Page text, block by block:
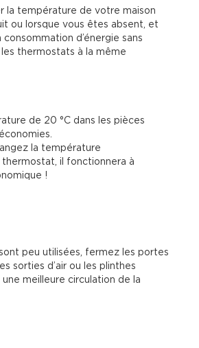
la température de votre maison
ou lorsque vous êtes absent, et
d’énergie sans
thermostats à la même
de 20 °C dans les pièces
la température
thermostat, il fonctionnera à
!
peu utilisées, fermez les portes
sorties d’air ou les plinthes
meilleure circulation de la